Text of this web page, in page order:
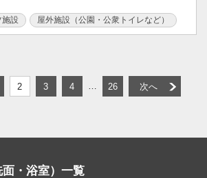
施設 屋外施設（公園・公衆トイレなど）
2 3 4 … 26 次へ
・浴室）一覧